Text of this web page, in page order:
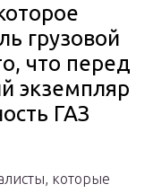
грузовой
что перед
экземпляр
ГАЗ
которые